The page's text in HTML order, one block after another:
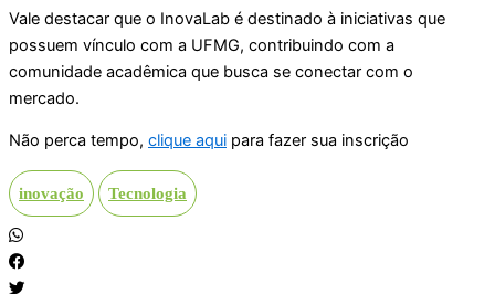
Vale destacar que o InovaLab é destinado à iniciativas que
possuem vínculo com a UFMG, contribuindo com a
comunidade acadêmica que busca se conectar com o
mercado.
Não perca tempo, clique aqui para fazer sua inscrição
inovação Tecnologia